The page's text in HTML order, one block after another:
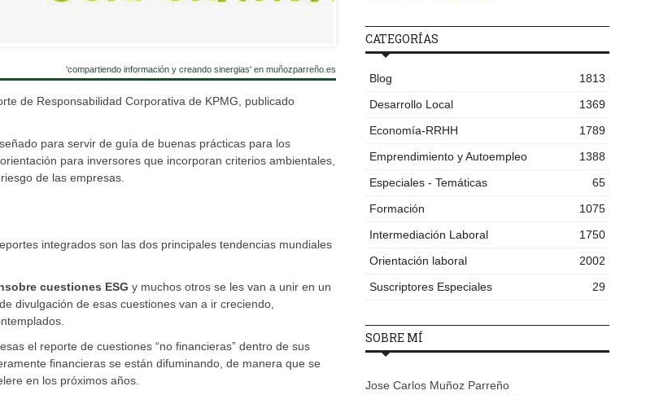
'compartiendo información y creando sinergias' en muñozparreño.es
de Responsabilidad Corporativa de KPMG, publicado
para servir de guía de buenas prácticas para los
para inversores que incorporan criterios ambientales,
de las empresas.
integrados son las dos principales tendencias mundiales
sobre cuestiones ESG y muchos otros se les van a unir en un
divulgación de esas cuestiones van a ir creciendo,
el reporte de cuestiones “no financieras” dentro de sus
financieras se están difuminando, de manera que se
en los próximos años.
CATEGORÍAS
Blog
1813
Desarrollo Local
1369
Economía-RRHH
1789
Emprendimiento y Autoempleo
1388
Especiales - Temáticas
65
Formación
1075
Intermediación Laboral
1750
Orientación laboral
2002
Suscriptores Especiales
29
SOBRE MÍ
Jose Carlos Muñoz Parreño